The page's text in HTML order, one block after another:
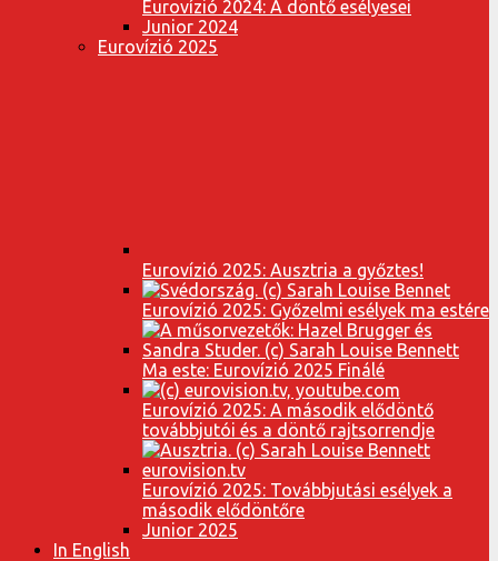
Eurovízió 2024: A döntő esélyesei
Junior 2024
Eurovízió 2025
Eurovízió 2025: Ausztria a győztes!
Eurovízió 2025: Győzelmi esélyek ma estére
Ma este: Eurovízió 2025 Finálé
Eurovízió 2025: A második elődöntő
továbbjutói és a döntő rajtsorrendje
Eurovízió 2025: Továbbjutási esélyek a
második elődöntőre
Junior 2025
In English